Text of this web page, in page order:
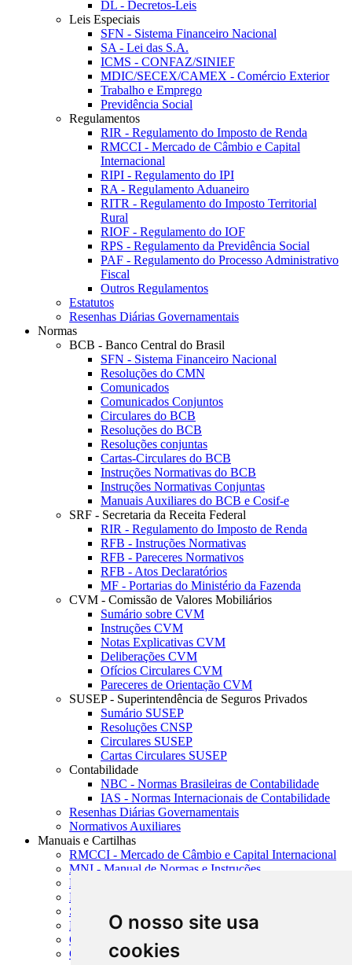
O nosso site usa
cookies
DL - Decretos-Leis
Leis Especiais
SFN - Sistema Financeiro Nacional
SA - Lei das S.A.
ICMS - CONFAZ/SINIEF
MDIC/SECEX/CAMEX - Comércio Exterior
Trabalho e Emprego
Previdência Social
Regulamentos
RIR - Regulamento do Imposto de Renda
RMCCI - Mercado de Câmbio e Capital
Internacional
RIPI - Regulamento do IPI
RA - Regulamento Aduaneiro
RITR - Regulamento do Imposto Territorial
Rural
RIOF - Regulamento do IOF
RPS - Regulamento da Previdência Social
PAF - Regulamento do Processo Administrativo
Fiscal
Outros Regulamentos
Estatutos
Resenhas Diárias Governamentais
Normas
BCB - Banco Central do Brasil
SFN - Sistema Financeiro Nacional
Resoluções do CMN
Comunicados
Comunicados Conjuntos
Circulares do BCB
Resoluções do BCB
Resoluções conjuntas
Cartas-Circulares do BCB
Instruções Normativas do BCB
Instruções Normativas Conjuntas
Manuais Auxiliares do BCB e Cosif-e
SRF - Secretaria da Receita Federal
RIR - Regulamento do Imposto de Renda
RFB - Instruções Normativas
RFB - Pareceres Normativos
RFB - Atos Declaratórios
MF - Portarias do Ministério da Fazenda
CVM - Comissão de Valores Mobiliários
Sumário sobre CVM
Instruções CVM
Notas Explicativas CVM
Deliberações CVM
Ofícios Circulares CVM
Pareceres de Orientação CVM
SUSEP - Superintendência de Seguros Privados
Sumário SUSEP
Resoluções CNSP
Circulares SUSEP
Cartas Circulares SUSEP
Contabilidade
NBC - Normas Brasileiras de Contabilidade
IAS - Normas Internacionais de Contabilidade
Resenhas Diárias Governamentais
Normativos Auxiliares
Manuais e Cartilhas
RMCCI - Mercado de Câmbio e Capital Internacional
MNI - Manual de Normas e Instruções
MTVM - Manual de Títulos e Valores Mobiliários
MCR - Manual de Crédito Rural
SISORF - Manual de Organização do SFN
MASUP - Manual de Supervisão Bancária
CADOC - Catálogo de Documentos
CNAE-CONCLA - Classificação Nacional de